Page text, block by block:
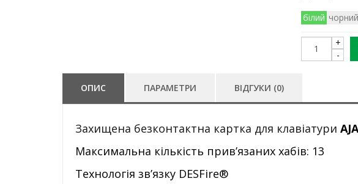
білий чорний
ОПИС ПАРАМЕТРИ ВІДГУКИ (0)
Захищена безконтактна картка для клавіатури
Максимальна кількість прив’язаних хабів: 13
Технологія зв’язку DESFire®